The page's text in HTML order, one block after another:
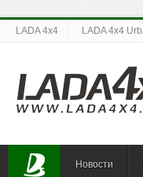
LADA 4x4 LADA 4x4
Новости